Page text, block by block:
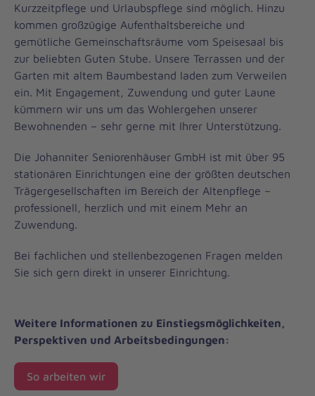
Kurzzeitpflege und Urlaubspflege sind möglich. Hinzu
kommen großzügige Aufenthaltsbereiche und
gemütliche Gemeinschaftsräume vom Speisesaal bis
zur beliebten Guten Stube. Unsere Terrassen und der
Garten mit altem Baumbestand laden zum Verweilen
ein. Mit Engagement, Zuwendung und guter Laune
kümmern wir uns um das Wohlergehen unserer
Bewohnenden – sehr gerne mit Ihrer Unterstützung.
Die Johanniter Seniorenhäuser GmbH ist mit über 95
stationären Einrichtungen eine der größten deutschen
Trägergesellschaften im Bereich der Altenpflege –
professionell, herzlich und mit einem Mehr an
Zuwendung.
Bei fachlichen und stellenbezogenen Fragen melden
Sie sich gern direkt in unserer Einrichtung.
Weitere Informationen zu Einstiegsmöglichkeiten,
Perspektiven und Arbeitsbedingungen:
So arbeiten wir